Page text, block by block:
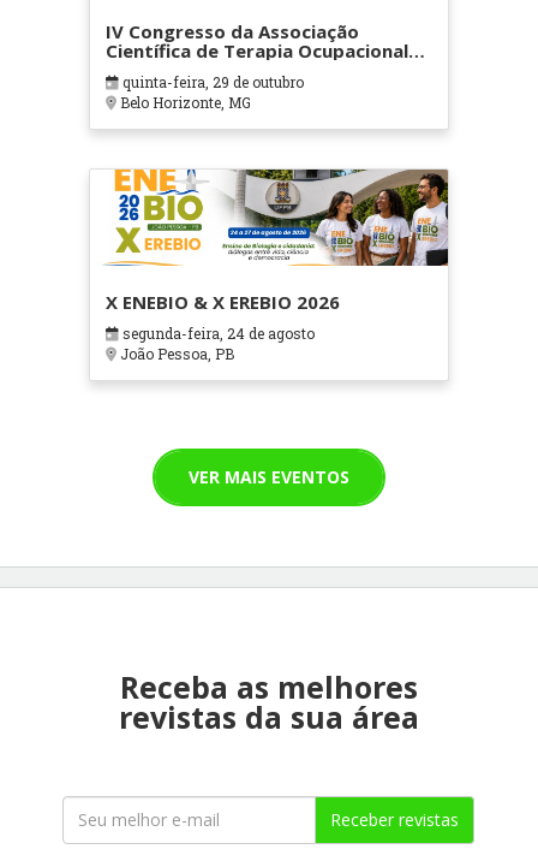
IV Congresso da Associação
Científica de Terapia Ocupacional
em Contextos Hospitalares e
Cuidados Paliativos - ATOHOSP
quinta-feira, 29 de outubro
Belo Horizonte, MG
X ENEBIO & X EREBIO 2026
segunda-feira, 24 de agosto
João Pessoa, PB
VER MAIS EVENTOS
Receba as melhores
revistas da sua área
Receber revistas